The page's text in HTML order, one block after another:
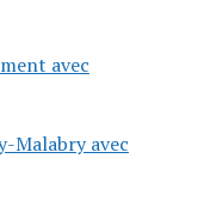
avec
Malabry avec